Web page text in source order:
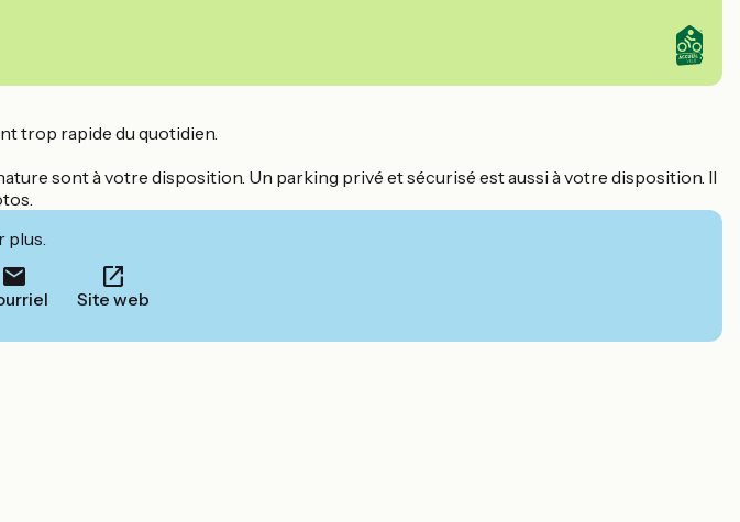
trop rapide du quotidien.
sont à votre disposition. Un parking privé et sécurisé est aussi à votre disposition. Il
plus.
Site web